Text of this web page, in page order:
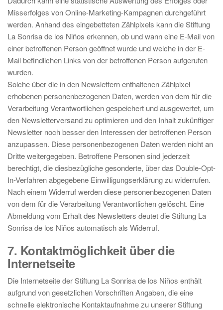
Misserfolges von Online-Marketing-Kampagnen durchgeführt
werden. Anhand des eingebetteten Zählpixels kann die Stiftung
La Sonrisa de los Niños erkennen, ob und wann eine E-Mail von
einer betroffenen Person geöffnet wurde und welche in der E-
Mail befindlichen Links von der betroffenen Person aufgerufen
wurden.
Solche über die in den Newslettern enthaltenen Zählpixel
erhobenen personenbezogenen Daten, werden von dem für die
Verarbeitung Verantwortlichen gespeichert und ausgewertet, um
den Newsletterversand zu optimieren und den Inhalt zukünftiger
Newsletter noch besser den Interessen der betroffenen Person
anzupassen. Diese personenbezogenen Daten werden nicht an
Dritte weitergegeben. Betroffene Personen sind jederzeit
berechtigt, die diesbezügliche gesonderte, über das Double-Opt-
In-Verfahren abgegebene Einwilligungserklärung zu widerrufen.
Nach einem Widerruf werden diese personenbezogenen Daten
von dem für die Verarbeitung Verantwortlichen gelöscht. Eine
Abmeldung vom Erhalt des Newsletters deutet die Stiftung La
Sonrisa de los Niños automatisch als Widerruf.
7. Kontaktmöglichkeit über die
Internetseite
Die Internetseite der Stiftung La Sonrisa de los Niños enthält
aufgrund von gesetzlichen Vorschriften Angaben, die eine
schnelle elektronische Kontaktaufnahme zu unserer Stiftung